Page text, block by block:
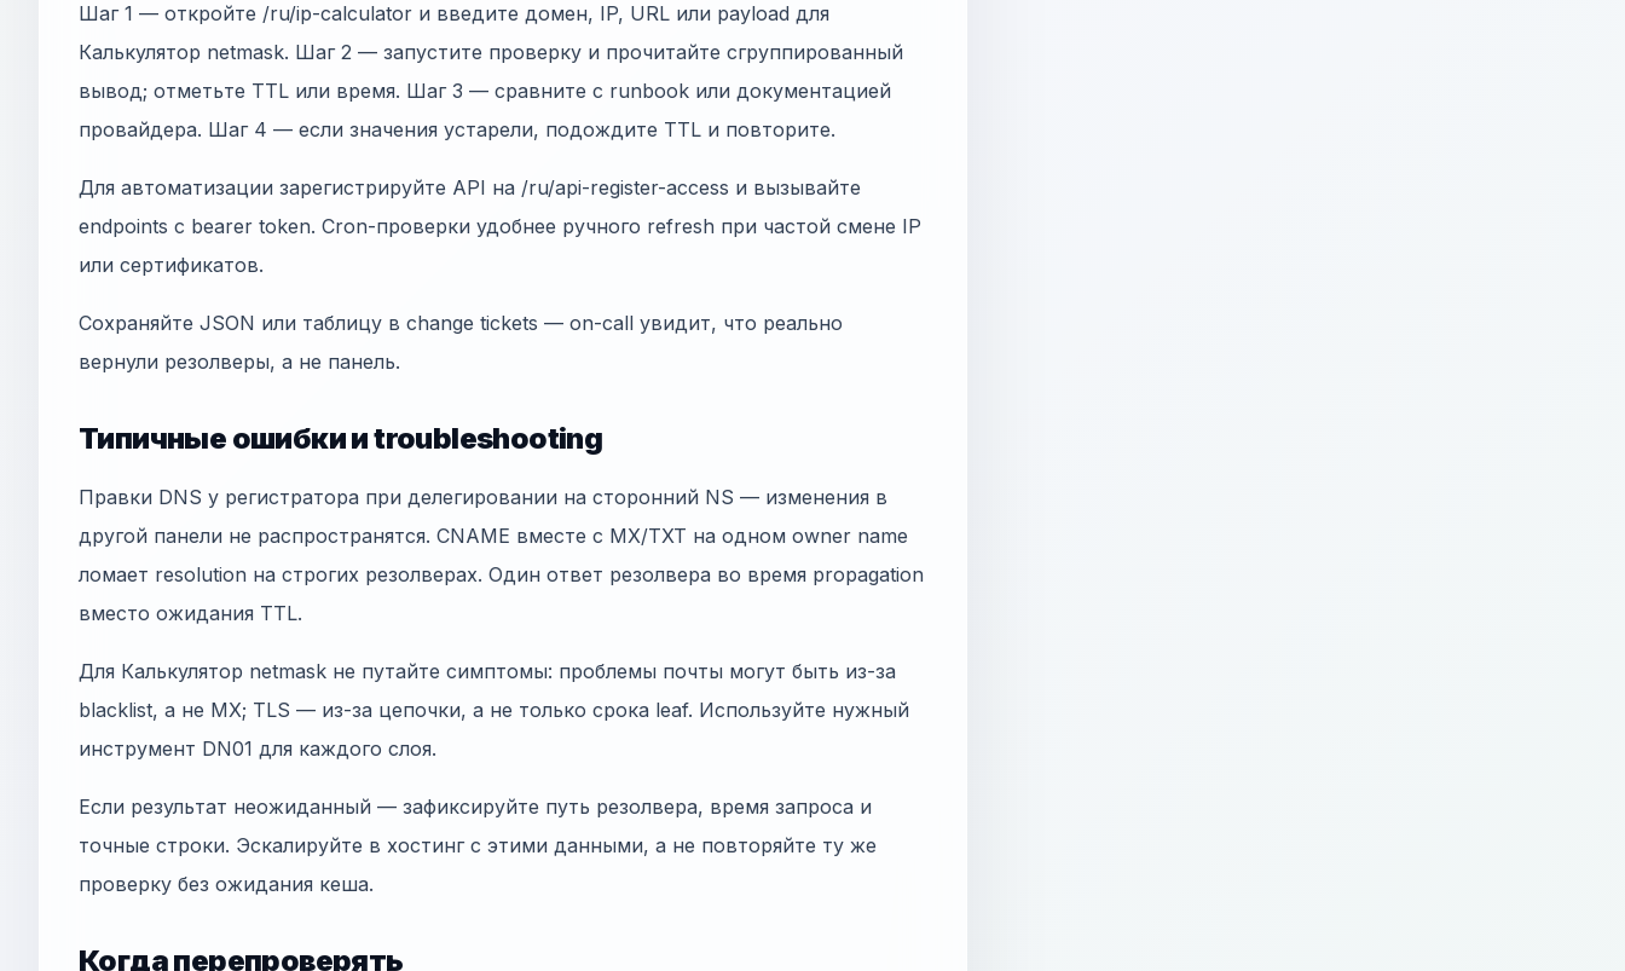
Шаг 1 — откройте /ru/ip-calculator и введите домен, IP, URL или payload для
Калькулятор netmask. Шаг 2 — запустите проверку и прочитайте сгруппированный
вывод; отметьте TTL или время. Шаг 3 — сравните с runbook или документацией
провайдера. Шаг 4 — если значения устарели, подождите TTL и повторите.
Для автоматизации зарегистрируйте API на /ru/api-register-access и вызывайте
endpoints с bearer token. Cron-проверки удобнее ручного refresh при частой смене IP
или сертификатов.
Сохраняйте JSON или таблицу в change tickets — on-call увидит, что реально
вернули резолверы, а не панель.
Типичные ошибки и troubleshooting
Правки DNS у регистратора при делегировании на сторонний NS — изменения в
другой панели не распространятся. CNAME вместе с MX/TXT на одном owner name
ломает resolution на строгих резолверах. Один ответ резолвера во время propagation
вместо ожидания TTL.
Для Калькулятор netmask не путайте симптомы: проблемы почты могут быть из-за
blacklist, а не MX; TLS — из-за цепочки, а не только срока leaf. Используйте нужный
инструмент DN01 для каждого слоя.
Если результат неожиданный — зафиксируйте путь резолвера, время запроса и
точные строки. Эскалируйте в хостинг с этими данными, а не повторяйте ту же
проверку без ожидания кеша.
Когда перепроверять